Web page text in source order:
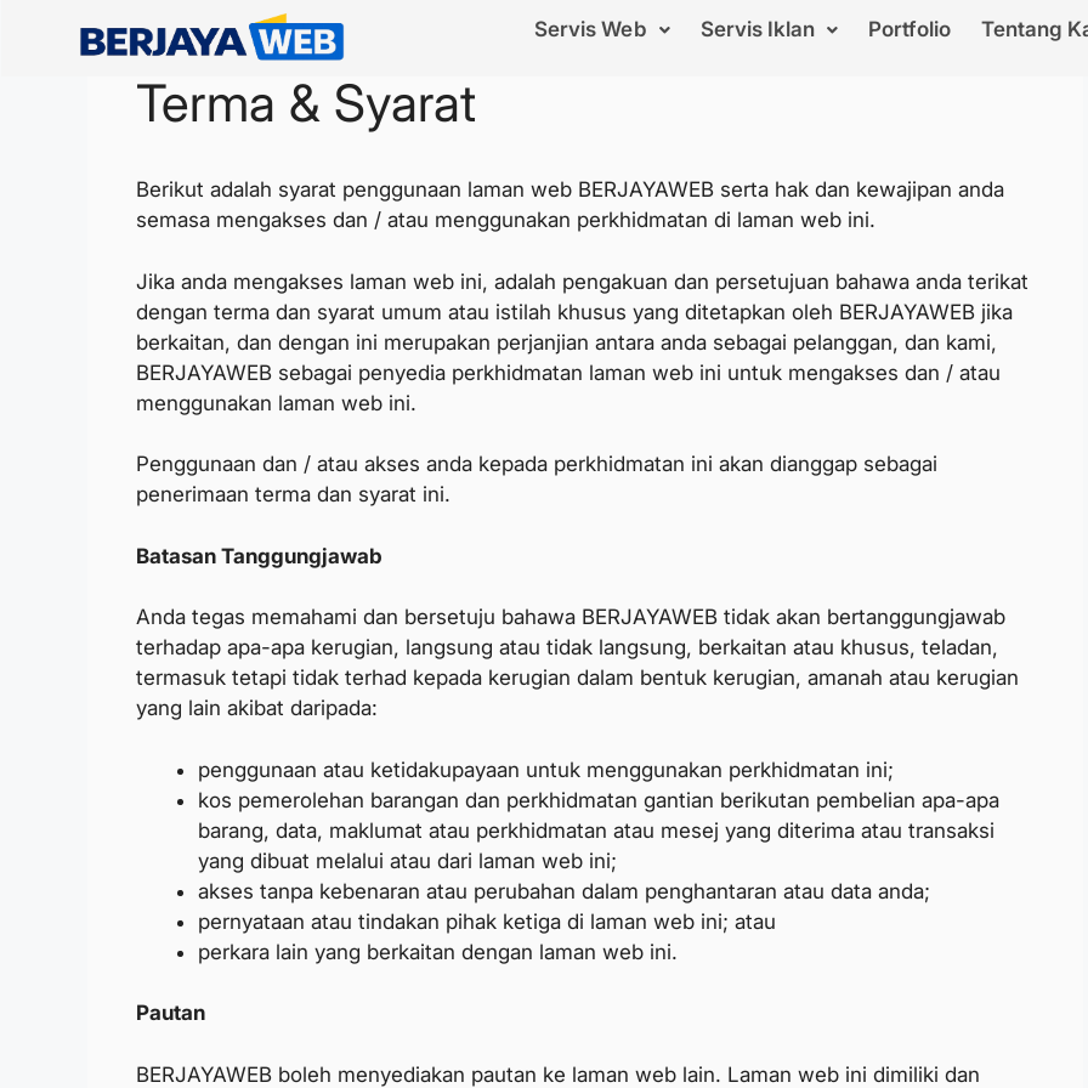
Servis Web Servis Iklan Portfolio Tentang
Terma & Syarat
Berikut adalah syarat penggunaan laman web BERJAYAWEB serta hak dan kewajipan anda
semasa mengakses dan / atau menggunakan perkhidmatan di laman web ini.
Jika anda mengakses laman web ini, adalah pengakuan dan persetujuan bahawa anda terikat
dengan terma dan syarat umum atau istilah khusus yang ditetapkan oleh BERJAYAWEB jika
berkaitan, dan dengan ini merupakan perjanjian antara anda sebagai pelanggan, dan kami,
BERJAYAWEB sebagai penyedia perkhidmatan laman web ini untuk mengakses dan / atau
menggunakan laman web ini.
Penggunaan dan / atau akses anda kepada perkhidmatan ini akan dianggap sebagai
penerimaan terma dan syarat ini.
Batasan Tanggungjawab
Anda tegas memahami dan bersetuju bahawa BERJAYAWEB tidak akan bertanggungjawab
terhadap apa-apa kerugian, langsung atau tidak langsung, berkaitan atau khusus, teladan,
termasuk tetapi tidak terhad kepada kerugian dalam bentuk kerugian, amanah atau kerugian
yang lain akibat daripada:
penggunaan atau ketidakupayaan untuk menggunakan perkhidmatan ini;
kos pemerolehan barangan dan perkhidmatan gantian berikutan pembelian apa-apa
barang, data, maklumat atau perkhidmatan atau mesej yang diterima atau transaksi
yang dibuat melalui atau dari laman web ini;
akses tanpa kebenaran atau perubahan dalam penghantaran atau data anda;
pernyataan atau tindakan pihak ketiga di laman web ini; atau
perkara lain yang berkaitan dengan laman web ini.
Pautan
BERJAYAWEB boleh menyediakan pautan ke laman web lain. Laman web ini dimiliki dan